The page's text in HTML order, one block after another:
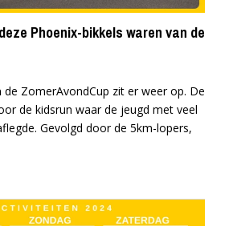
Phoenix-bikkels waren van de
ZomerAvondCup zit er weer op. De
de kidsrun waar de jeugd met veel
Gevolgd door de 5km-lopers,